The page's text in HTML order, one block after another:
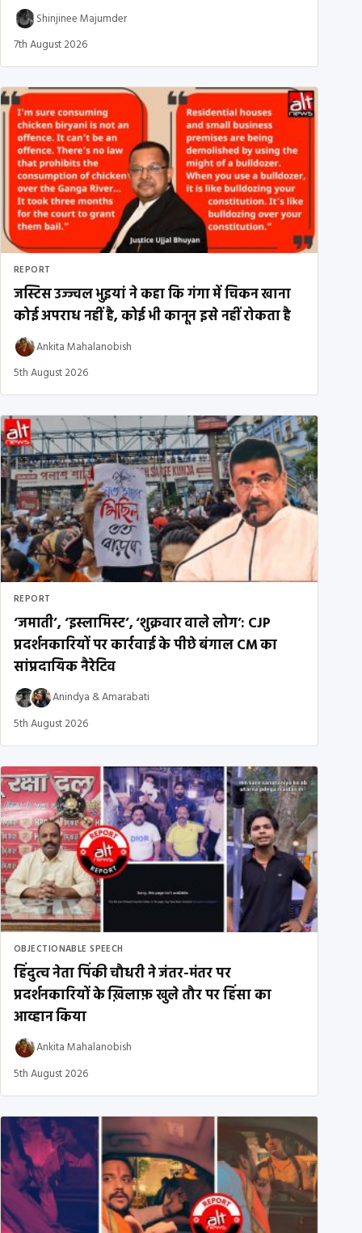
Shinjinee Majumder
7th August 2026
REPORT
जस्टिस उज्ज्वल भुइयां ने कहा कि गंगा में चिकन खाना
कोई अपराध नहीं है, कोई भी कानून इसे नहीं रोकता है
Ankita Mahalanobish
5th August 2026
REPORT
‘जमाती’, ‘इस्लामिस्ट’, ‘शुक्रवार वाले लोग’: CJP
प्रदर्शनकारियों पर कार्रवाई के पीछे बंगाल CM का
सांप्रदायिक नैरेटिव
Anindya &Amarabati
5th August 2026
OBJECTIONABLE SPEECH
हिंदुत्व नेता पिंकी चौधरी ने जंतर-मंतर पर
प्रदर्शनकारियों के ख़िलाफ़ खुले तौर पर हिंसा का
आव्हान किया
Ankita Mahalanobish
5th August 2026